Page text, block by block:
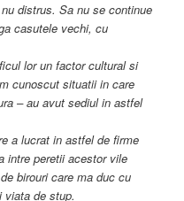
distrus. Sa nu se continue
casutele vechi, cu
lor un factor cultural si
cunoscut situatii in care
– au avut sediul in astfel
a lucrat in astfel de firme
intre peretii acestor vile
birouri care ma duc cu
viata de stup.